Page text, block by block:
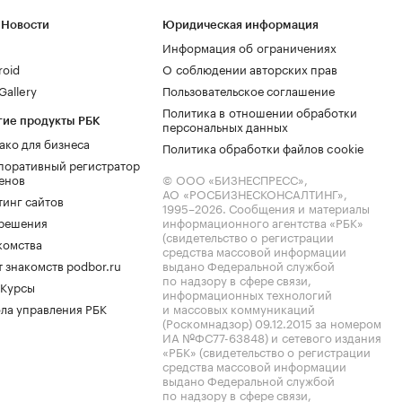
продукты РБК
для бизнеса
регистратор
сайтов
знакомств podbor.ru
управления РБК
Юридическая информация
Информация об ограничениях
О соблюдении авторских прав
Пользовательское соглашение
Политика в отношении обработки
персональных данных
Политика обработки файлов cookie
© ООО «БИЗНЕСПРЕСС»,
АО «РОСБИЗНЕСКОНСАЛТИНГ»,
1995–2026. Сообщения и материалы
информационного агентства «РБК»
(свидетельство о регистрации
средства массовой информации
выдано Федеральной службой
по надзору в сфере связи,
информационных технологий
и массовых коммуникаций
(Роскомнадзор) 09.12.2015 за номером
ИА №ФС77-63848) и сетевого издания
«РБК» (свидетельство о регистрации
средства массовой информации
выдано Федеральной службой
по надзору в сфере связи,